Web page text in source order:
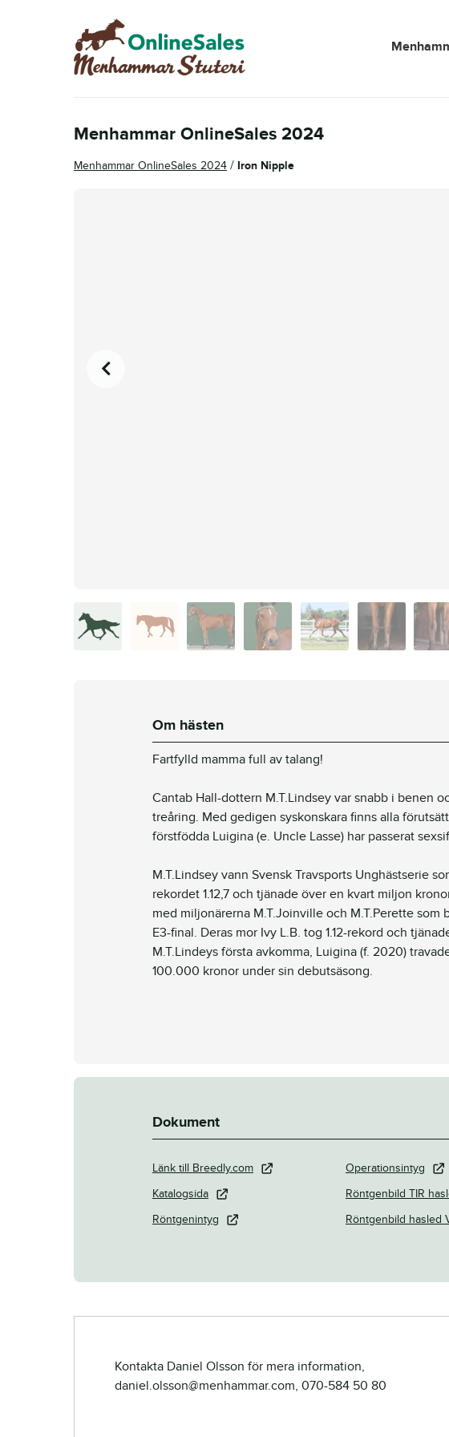
Hoppa
till
navigering
Hoppa
till
innehåll
Menhammar OnlineSales 2024
Menhammar OnlineSales 2024 / Iron Nipple
Om hästen
Fartfylld mamma full av talang!
Cantab Hall-dottern M.T.Lindsey var snabb i benen
treåring. Med gedigen syskonskara finns alla
förstfödda Luigina (e. Uncle Lasse) har passerat
M.T.Lindsey vann Svensk Travsports Unghästserie
rekordet 1.12,7 och tjänade över en kvart miljon
med miljonärerna M.T.Joinville och M.T.Perette som
E3-final. Deras mor Ivy L.B. tog 1.12-rekord och
M.T.Lindeys första avkomma, Luigina (f. 2020)
100.000 kronor under sin debutsäsong.
Dokument
Länk till Breedly.com
Katalogsida
Röntgenintyg
Operationsintyg
Röntgenbild TIR
Röntgenbild hasled
Kontakta Daniel Olsson för mera information,
daniel.olsson@menhammar.com, 070-584 50 80